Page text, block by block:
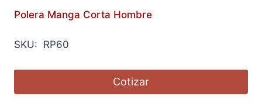
Polera Manga Corta Hombre
SKU: RP60
Cotizar